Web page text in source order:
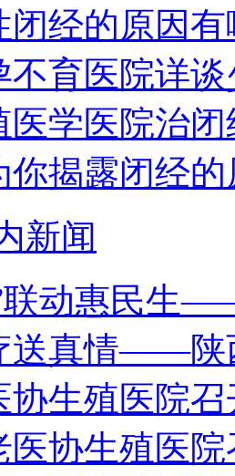
闭经的原因有
不育医院详
医学医院治
你揭露闭经的
新闻
联动惠民生
送真情——陕
协生殖医院
医协生殖医